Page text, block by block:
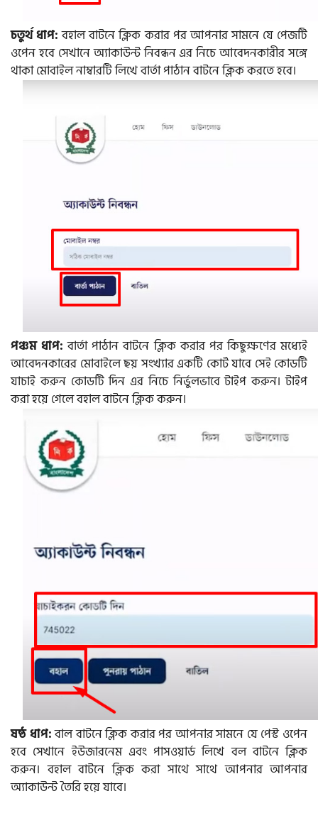
চতুর্থ ধাপ:বহাল বাটনে ক্লিক করার পর আপনার সামনে যে পেজটি
ওপেন হবে সেখানে অ্যাকাউন্ট নিবন্ধন এর নিচে আবেদনকারীর সঙ্গে
থাকা মোবাইল নাম্বারটি লিখে বার্তা পাঠান বাটনে ক্লিক করতে হবে।
পঞ্চম ধাপ: বার্তা পাঠান বাটনে ক্লিক করার পর কিছুক্ষণের মধ্যেই
আবেদনকারের মোবাইলে ছয় সংখ্যার একটি কোর্ট যাবে সেই কোডটি
যাচাই করুন কোডটি দিন এর নিচে নির্ভুলভাবে টাইপ করুন। টাইপ
করা হয়ে গেলে বহাল বাটনে ক্লিক করুন।
ষষ্ঠ ধাপ:বাল বাটনে ক্লিক করার পর আপনার সামনে যে পেস্ট ওপেন
হবে সেখানে ইউজারনেম এবং পাসওয়ার্ড লিখে বল বাটনে ক্লিক
করুন। বহাল বাটনে ক্লিক করা সাথে সাথে আপনার আপনার
অ্যাকাউন্ট তৈরি হয়ে যাবে।